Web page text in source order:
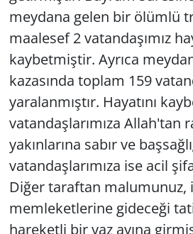
meydana gelen bir ölümlü
maalesef 2 vatandaşımız
kaybetmiştir. Ayrıca
kazasında toplam 159
yaralanmıştır. Hayatını
vatandaşlarımıza Allah'tan
yakınlarına sabır ve
vatandaşlarımıza ise acil
Diğer taraftan malumunuz,
memleketlerine gideceği
hareketli bir yaz ayına